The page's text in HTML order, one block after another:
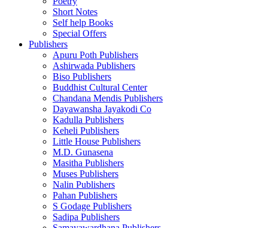
Short Notes
Self help Books
Special Offers
Publishers
Apuru Poth Publishers
Ashirwada Publishers
Biso Publishers
Buddhist Cultural Center
Chandana Mendis Publishers
Dayawansha Jayakodi Co
Kadulla Publishers
Keheli Publishers
Little House Publishers
M.D. Gunasena
Masitha Publishers
Muses Publishers
Nalin Publishers
Pahan Publishers
S Godage Publishers
Sadipa Publishers